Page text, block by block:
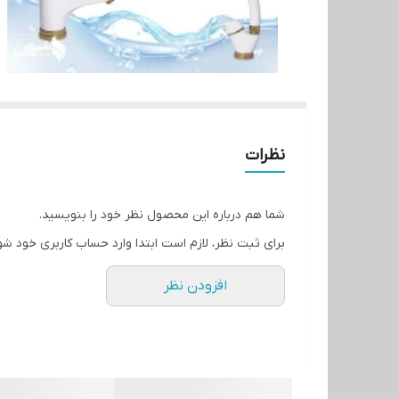
نظرات
شما هم درباره این محصول نظر خود را بنویسید.
برای ثبت نظر، لازم است ابتدا وارد حساب کاربری خود
افزودن نظر